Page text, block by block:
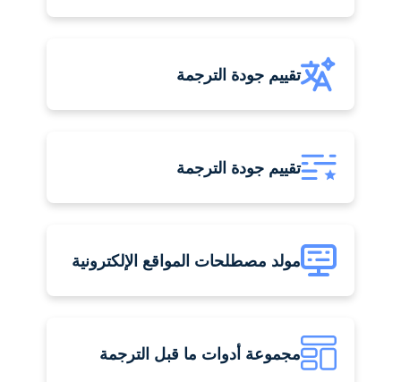
تقييم جودة الترجمة
تقييم جودة الترجمة
مولد مصطلحات المواقع الإلكترونية
مجموعة أدوات ما قبل الترجمة